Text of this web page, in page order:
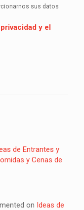
sus datos
y el
de Entrantes y
y Cenas de
on Ideas de